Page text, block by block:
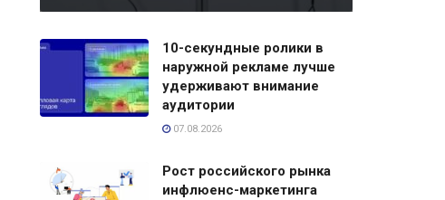
10-секундные ролики в
наружной рекламе лучше
удерживают внимание
аудитории
07.08.2026
Рост российского рынка
инфлюенс-маркетинга